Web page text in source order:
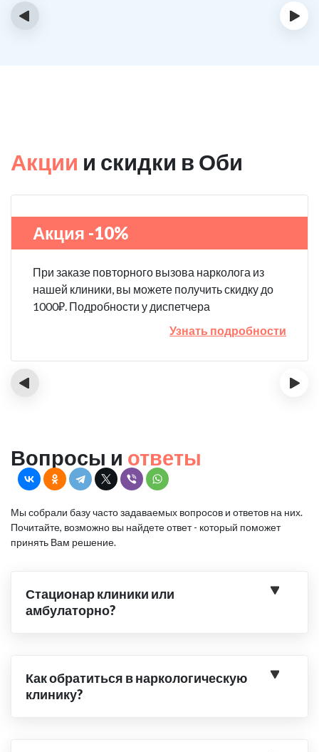
‹ ›
Акции и скидки в Оби
Акция -10%
При заказе повторного вызова нарколога из
нашей клиники, вы можете получить скидку до
1000₽. Подробности у диспетчера
Узнать подробности
‹ ›
Вопросы и ответы
Мы собрали базу часто задаваемых вопросов и ответов на них.
Почитайте, возможно вы найдете ответ - который поможет
принять Вам решение.
Стационар клиники или
амбулаторно?
Как обратиться в наркологическую
клинику?